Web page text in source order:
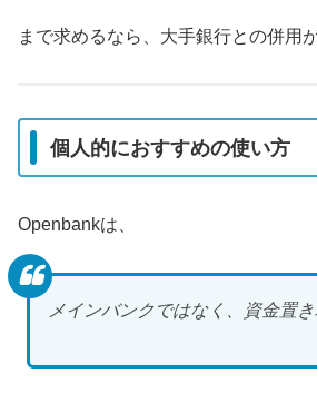
まで求めるなら、大手銀行との併用
個人的におすすめの使い方
Openbankは、
メインバンクではなく、資金置